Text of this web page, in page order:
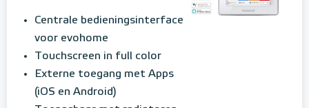
Centrale bedieningsinterface
voor evohome
Touchscreen in full color
Externe toegang met Apps
(iOS en Android)